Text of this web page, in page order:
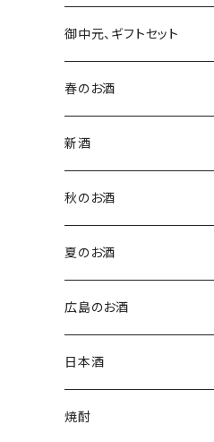
御中元、ギフトセット
春のお酒
新酒
秋のお酒
夏のお酒
広島のお酒
日本酒
焼酎